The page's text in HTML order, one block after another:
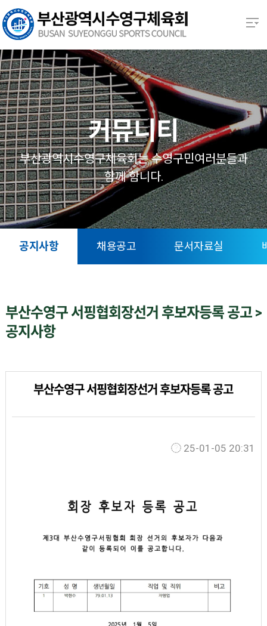
본문 바로가기
열기
열기
열기
열기
열기
열기
커뮤니티
부산광역시수영구체육회는 수영구민여러분들과
함께 함니다.
공지사항 채용공고 문서자료실
부산수영구 서핑협회장선거 후보자등록 공고 >
공지사항
부산수영구 서핑협회장선거 후보자등록 공고
25-01-05 20:31